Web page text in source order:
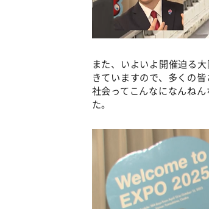
また、いよいよ開催迫る
きていますので、多くの
社会ってこんなになんね
た。